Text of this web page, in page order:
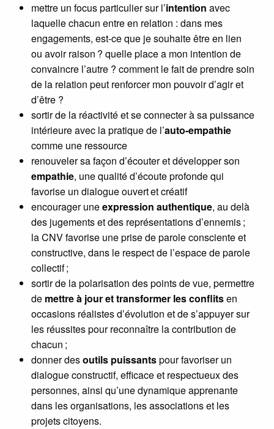
mettre un focus particulier sur l’intentionavec
laquelle chacun entre en relation : dans mes
engagements, est-ce que je souhaite être en lien
ou avoir raison ? quelle place a mon intention de
convaincre l’autre ? comment le fait de prendre soin
de la relation peut renforcer mon pouvoir d’agir et
d’être ?
sortir de la réactivité et se connecter à sa puissance
intérieure avec la pratique de l’auto-empathie
comme une ressource
renouveler sa façon d’écouter et développer son
empathie, une qualité d’écoute profonde qui
favorise un dialogue ouvert et créatif
encourager uneexpression authentique, au delà
des jugements et des représentations d’ennemis ;
la CNV favorise une prise de parole consciente et
constructive, dans le respect de l’espace de parole
collectif ;
sortir de la polarisation des points de vue, permettre
de mettre à jour et transformer les conflitsen
occasions réalistes d’évolution et de s’appuyer sur
les réussites pour reconnaître la contribution de
chacun ;
donner desoutils puissantspour favoriser un
dialogue constructif, efficace et respectueux des
personnes, ainsi qu’une dynamique apprenante
dans les organisations, les associations et les
projets citoyens.